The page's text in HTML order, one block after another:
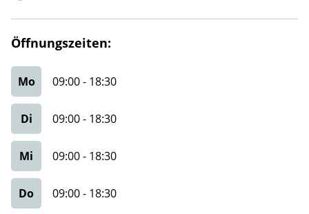
Öffnungszeiten:
Mo 09:00- 18:30
Di 09:00- 18:30
Mi 09:00- 18:30
Do 09:00- 18:30